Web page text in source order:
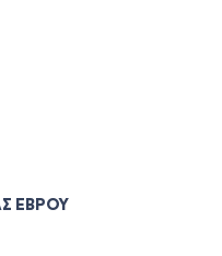
ΕΒΡΟΥ